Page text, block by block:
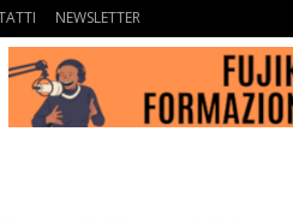
NEWSLETTER